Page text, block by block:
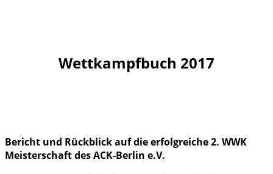
Wettkampfbuch 2017
Bericht und Rückblick auf die erfolgreiche 2. WWK
Meisterschaft des ACK-Berlin e.V.